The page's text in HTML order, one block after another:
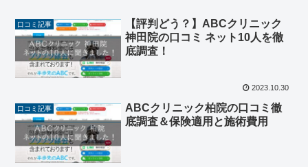
口コミ記事
【評判どう？】ABCクリニック
神田院の口コミ ネット10人を徹
底調査！
2023.10.30
口コミ記事
ABCクリニック柏院の口コミ徹
底調査＆保険適用と施術費用